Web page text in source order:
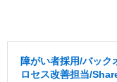
障がい者採用/バック
ロセス改善担当/